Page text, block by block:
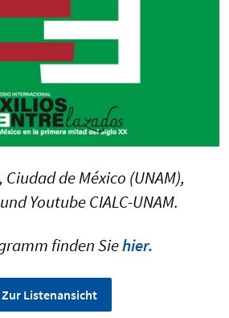
Ciudad de México (UNAM),
Youtube CIALC-UNAM.
finden Siehier.
Zur Listenansicht